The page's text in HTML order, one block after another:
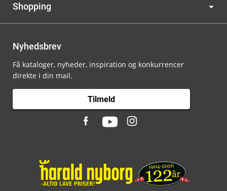
Shopping
Nyhedsbrev
Få kataloger, nyheder, inspiration og konkurrencer
direkte i din mail.
Tilmeld